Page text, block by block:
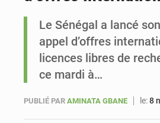
Le Sénégal a lancé
appel d’offres
licences libres de
ce mardi à…
PUBLIÉ PAR AMINATA GBANE le:8